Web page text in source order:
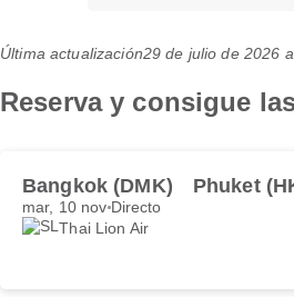
Última actualización29 de julio de 2026
Reserva y consigue
Bangkok (DMK) Phuket
mar, 10 nov Directo
Thai Lion Air